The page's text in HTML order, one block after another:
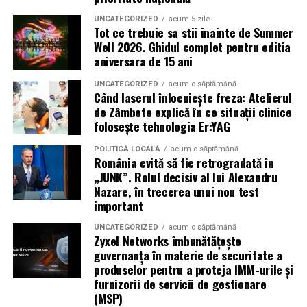
injecție directă;
turbocompresor;
sisteme Start-Stop.
Ravenol VMP USVO 5W30 oferă o peliculă stabilă de
lubrifiere și contribuie la reducerea uzurii
componentelor interne.
Ce aprobări OEM are Ravenol VMP USVO 5W30?
Unul dintre cele mai mari avantaje ale acestui produs
este numărul mare de aprobări și compatibilități cu
specificațiile constructorilor auto.
În funcție de versiunea produsului, acesta poate
respecta cerințe impuse de producători precum:
toaletă ecologică este că aceasta contribuie la educarea
participanților despre importanța protejării mediului.
Când un eveniment promovează utilizarea de soluții
sustenabile, participanții sunt mai predispuși să adopte
comportamente responsabile și în viața de zi cu zi.
Aceasta poate include economisirea apei, reducerea
deșeurilor sau alegerea unor soluții ecologice în
propriile activități. Prin urmare închirierea unor
ecologicenu doar că ajută la reducerea impactului
ecologic al unui eveniment, dar contribuie și la educarea
și sensibilizarea participanților cu privire la protejarea
mediului.
Închirierea unei toalete ecologice – un semn de
responsabilitate ecologică
Închirierea variantelor ecologice de toalete pentru
evenimentele de mari dimensiuni reprezintă o alegere
UNCATEGORIZED acum 5 zile
Tot ce trebuie sa stii inainte de Summer
Well 2026. Ghidul complet pentru editia
aniversara de 15 ani
UNCATEGORIZED acum o săptămână
Când laserul înlocuiește freza: Atelierul
de Zâmbete explică în ce situații clinice
folosește tehnologia Er:YAG
POLITICĂ LOCALĂ acum o săptămână
România evită să fie retrogradată în
„JUNK”. Rolul decisiv al lui Alexandru
Nazare, în trecerea unui nou test
important
UNCATEGORIZED acum o săptămână
Zyxel Networks îmbunătățește
guvernanța în materie de securitate a
produselor pentru a proteja IMM-urile și
furnizorii de servicii de gestionare
(MSP)